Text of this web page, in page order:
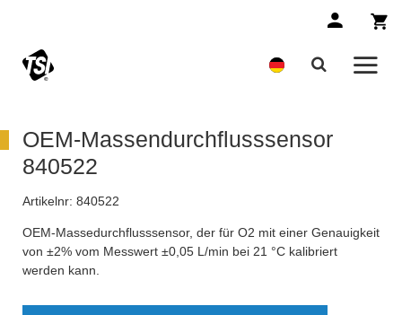
OEM-Massendurchflusssensor
840522
Artikelnr: 840522
OEM-Massedurchflusssensor, der für O2 mit einer Genauigkeit
von ±2% vom Messwert ±0,05 L/min bei 21 °C kalibriert
werden kann.